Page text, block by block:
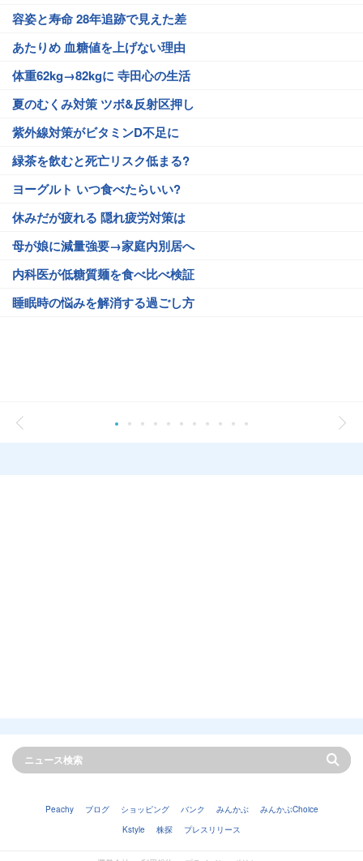
容姿と寿命 28年追跡で見えた差
あたりめ 血糖値を上げない理由
体重62kg→82kgに 寺田心の生活
夏のむくみ対策 ツボ&反射区押し
紫外線対策がビタミンD不足に
緑茶を飲むと死亡リスク低まる?
ヨーグルト いつ食べたらいい?
休みだが疲れる 隠れ疲労対策は
母が娘に減量強要→家庭内別居へ
内科医が低糖質麺を食べ比べ検証
睡眠時の悩みを解消する過ごし方
Peachy ブログ ショッピング バンク みんかぶ
みんかぶChoice
Kstyle
株探 プレスリリース